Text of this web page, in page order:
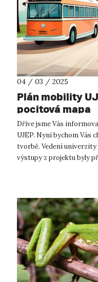
04 / 03 / 2025
Plán mobility
pocitová mapa
Dříve jsme Vás
UJEP. Nyní bychom Vás
tvorbě. Vedení
výstupy z projektu byly